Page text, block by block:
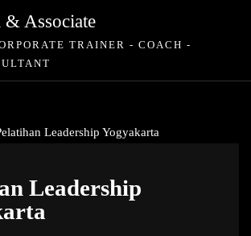
& Associate
TRAINER - COACH -
Leadership